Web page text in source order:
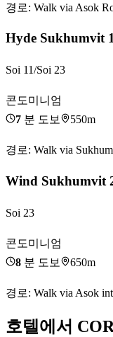
경로: Walk via Asok
Hyde Sukhumvit
Soi 11/Soi 23
콘도미니엄
7 분 도보 550m
경로: Walk via
Wind Sukhumvit
Soi 23
콘도미니엄
8 분 도보 650m
경로: Walk via Asok
호텔에서